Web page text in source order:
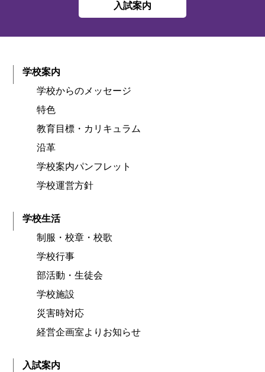
入試案内
学校案内
学校からのメッセージ
特色
教育目標・カリキュラム
沿革
学校案内パンフレット
学校運営方針
学校生活
制服・校章・校歌
学校行事
部活動・生徒会
学校施設
災害時対応
経営企画室よりお知らせ
入試案内